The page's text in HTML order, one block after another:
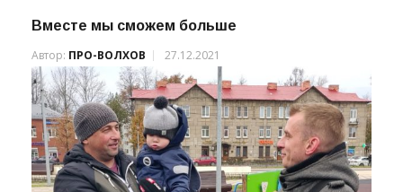
Вместе мы сможем больше
Автор:ПРО-ВОЛХОВ 27.12.2021